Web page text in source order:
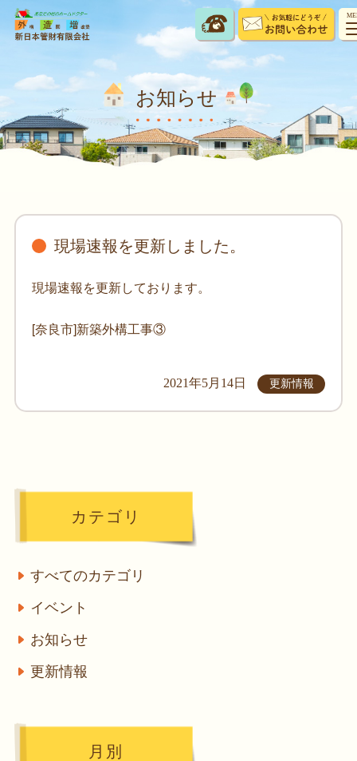
お知らせ
現場速報を更新しました。
現場速報を更新しております。
[奈良市]新築外構工事③
2021年5月14日 更新情報
カテゴリ
すべてのカテゴリ
イベント
お知らせ
更新情報
月別